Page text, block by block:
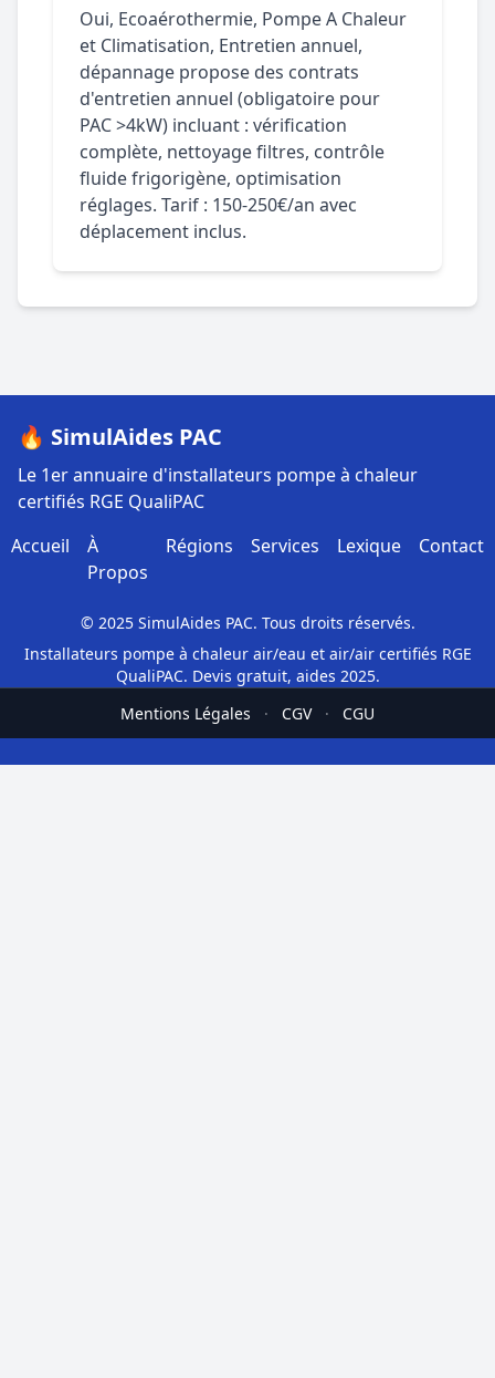
Oui, Ecoaérothermie, Pompe A Chaleur
et Climatisation, Entretien annuel,
dépannage propose des contrats
d'entretien annuel (obligatoire pour
PAC >4kW) incluant : vérification
complète, nettoyage filtres, contrôle
fluide frigorigène, optimisation
réglages. Tarif : 150-250€/an avec
déplacement inclus.
🔥 SimulAides PAC
Le 1er annuaire d'installateurs pompe à chaleur
certifiés RGE QualiPAC
Accueil
À
Propos
Régions Services Lexique Contact
© 2025 SimulAides PAC. Tous droits réservés.
Installateurs pompe à chaleur air/eau et air/air certifiés RGE
QualiPAC. Devis gratuit, aides 2025.
Mentions Légales
· CGV · CGU